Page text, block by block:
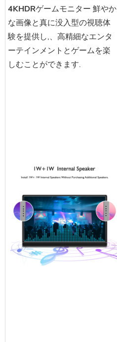
4KHDRゲームモニター 鮮やか
な画像と真に没入型の視聴体
験を提供し,、高精細なエンタ
ーテインメントとゲームを楽
しむことができます.